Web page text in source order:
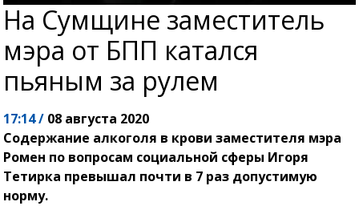
На Сумщине заместитель
мэра от БПП катался
пьяным за рулем
17:14 / 08 августа 2020
Содержание алкоголя в крови заместителя мэра
Ромен по вопросам социальной сферы Игоря
Тетирка превышал почти в 7 раз допустимую
норму.